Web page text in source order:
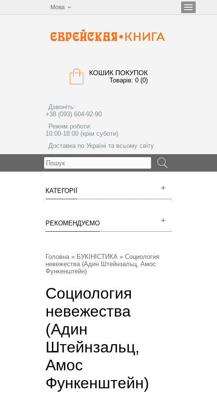
Мова
КОШИК ПОКУПОК
Товарів: 0 (0)
Дзвоніть:
+38 (093) 604-92-90
Режим роботи:
10:00-18:00 (крім суботи)
Доставка по Україні та всьому світу
КАТЕГОРІЇ
РЕКОМЕНДУЄМО
Головна» БУКІНІСТИКА » Социология
невежества (Адин Штейнзальц, Амос
Функенштейн)
Социология
невежества
(Адин
Штейнзальц,
Амос
Функенштейн)